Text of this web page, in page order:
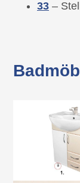
33 –